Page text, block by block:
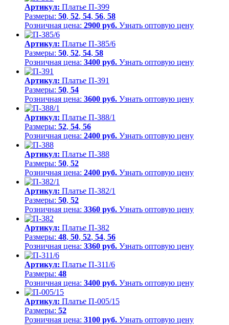
Артикул: Платье П-399
Размеры: 50, 52, 54, 56, 58
Розничная цена: 2900 руб. Узнать оптовую цену
Артикул: Платье П-385/6
Размеры: 50, 52, 54, 58
Розничная цена: 3400 руб. Узнать оптовую цену
Артикул: Платье П-391
Размеры: 50, 54
Розничная цена: 3600 руб. Узнать оптовую цену
Артикул: Платье П-388/1
Размеры: 52, 54, 56
Розничная цена: 2400 руб. Узнать оптовую цену
Артикул: Платье П-388
Размеры: 50, 52
Розничная цена: 2400 руб. Узнать оптовую цену
Артикул: Платье П-382/1
Размеры: 50, 52
Розничная цена: 3360 руб. Узнать оптовую цену
Артикул: Платье П-382
Размеры: 48, 50, 52, 54, 56
Розничная цена: 3360 руб. Узнать оптовую цену
Артикул: Платье П-311/6
Размеры: 48
Розничная цена: 3400 руб. Узнать оптовую цену
Артикул: Платье П-005/15
Размеры: 52
Розничная цена: 3100 руб. Узнать оптовую цену